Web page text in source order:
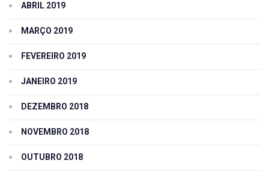
ABRIL 2019
MARÇO 2019
FEVEREIRO 2019
JANEIRO 2019
DEZEMBRO 2018
NOVEMBRO 2018
OUTUBRO 2018